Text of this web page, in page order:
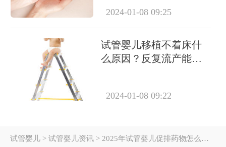
2024-01-08 09:25
试管婴儿移植不着床什
么原因？反复流产能做
2024-01-08 09:22
试管婴儿 > 试管婴儿资讯 > 2025年试管婴儿促排药物怎么选最省钱？进口与国产价格对比及省钱攻略